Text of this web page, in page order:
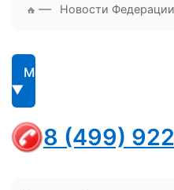
— Новости Федерации
Меню
8 (499)